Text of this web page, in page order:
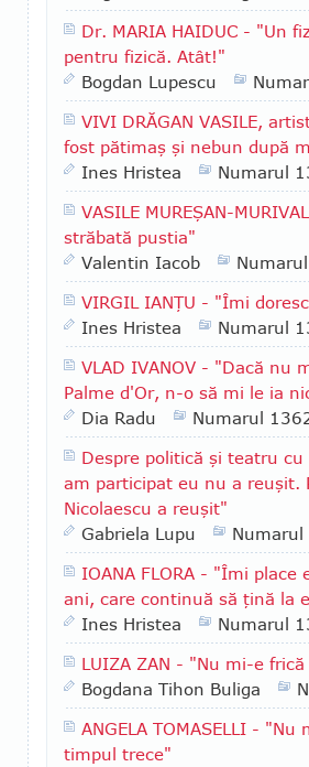
Dr. MARIA HAIDUC - "Un
pentru fizică. Atât!"
Bogdan Lupescu
VIVI DRĂGAN VASILE,
fost pătimaş şi nebun după
Ines Hristea
Numarul
VASILE MUREŞAN-
străbată pustia"
Valentin Iacob
VIRGIL IANŢU - "Îmi
Ines Hristea
Numarul
VLAD IVANOV - "Dacă nu
Palme d'Or, n-o să mi le ia
Dia Radu
Numarul
Despre politică şi teatru cu
am participat eu nu a reuşit.
Nicolaescu a reuşit"
Gabriela Lupu
IOANA FLORA - "Îmi
ani, care continuă să ţină la
Ines Hristea
Numarul
LUIZA ZAN - "Nu mi-e
Bogdana Tihon Buliga
ANGELA TOMASELLI -
timpul trece"